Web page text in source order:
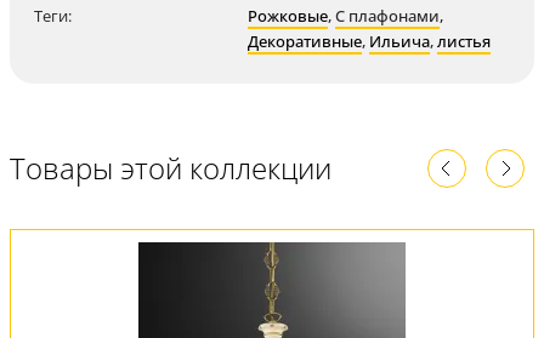
Теги: Рожковые,С плафонами,
Декоративные, Ильича,листья
Товары этой коллекции